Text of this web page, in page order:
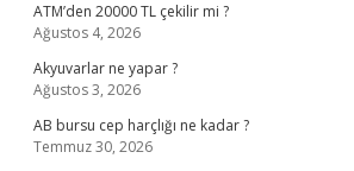
ATM’den 20000 TL çekilir mi ?
Ağustos 4, 2026
Akyuvarlar ne yapar ?
Ağustos 3, 2026
AB bursu cep harçlığı ne kadar ?
Temmuz 30, 2026